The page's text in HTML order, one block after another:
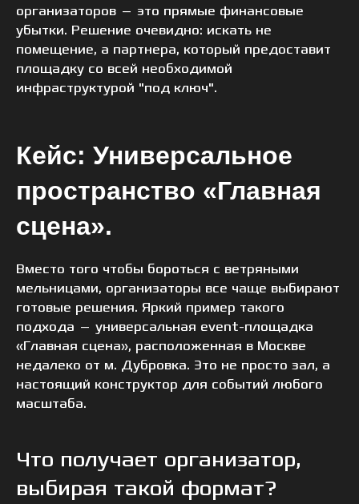
организаторов — это прямые финансовые
убытки. Решение очевидно: искать не
помещение, а партнера, который предоставит
площадку со всей необходимой
инфраструктурой "под ключ".
Кейс: Универсальное
пространство «Главная
сцена».
Вместо того чтобы бороться с ветряными
мельницами, организаторы все чаще выбирают
готовые решения. Яркий пример такого
подхода — универсальная event-площадка
«Главная сцена», расположенная в Москве
недалеко от м. Дубровка. Это не просто зал, а
настоящий конструктор для событий любого
масштаба.
Что получает организатор,
выбирая такой формат?